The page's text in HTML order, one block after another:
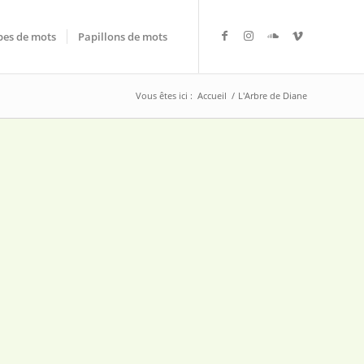
de mots Papillons de mots
Vous êtes ici : Accueil / L'Arbre de Diane